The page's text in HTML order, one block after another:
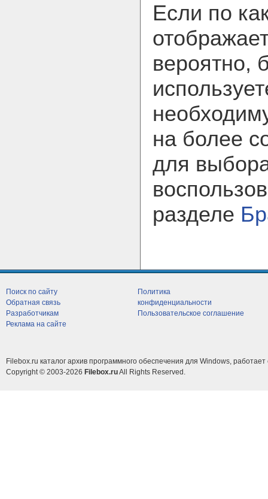
Если по
вероятно,
на более
для
разделе
Поиск по сайту
Обратная связь
Разработчикам
Реклама на сайте
Политика
конфиденциальности
Пользовательское соглашение
Filebox.ru каталог архив программного обеспечения для Windows, работает
Copyright © 2003-2026 Filebox.ruAll Rights Reserved.